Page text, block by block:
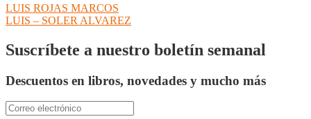
Navegación
de
entradas
Anterior:
LUIS ROJAS MARCOS
Siguiente:
LUIS – SOLER ALVAREZ
Suscríbete a nuestro boletín semanal
Descuentos en libros, novedades y mucho más